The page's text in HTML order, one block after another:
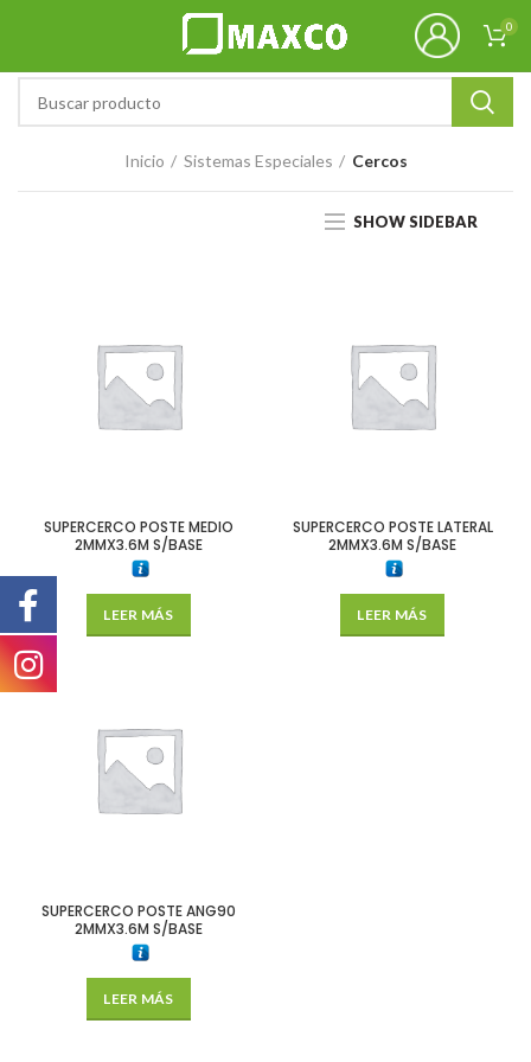
0
Inicio Sistemas Especiales Cercos
SHOW SIDEBAR
SUPERCERCO POSTE MEDIO
2MMX3.6M S/BASE
LEER MÁS
SUPERCERCO POSTE LATERAL
2MMX3.6M S/BASE
LEER MÁS
SUPERCERCO POSTE ANG90
2MMX3.6M S/BASE
LEER MÁS